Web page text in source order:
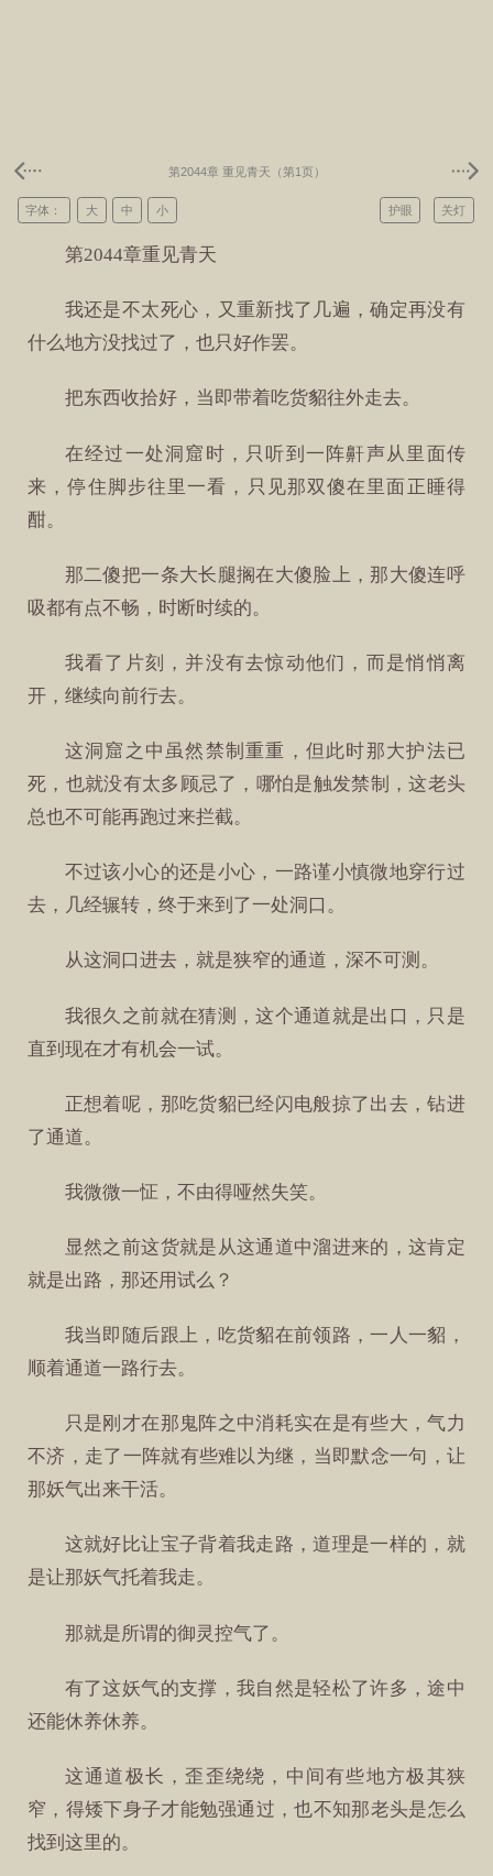
第2044章 重见青天（第1页）
关灯
护眼
字体： 大 中 小
第2044章重见青天
我还是不太死心，又重新找了几遍，确定再没有
什么地方没找过了，也只好作罢。
把东西收拾好，当即带着吃货貂往外走去。
在经过一处洞窟时，只听到一阵鼾声从里面传
来，停住脚步往里一看，只见那双傻在里面正睡得
酣。
那二傻把一条大长腿搁在大傻脸上，那大傻连呼
吸都有点不畅，时断时续的。
我看了片刻，并没有去惊动他们，而是悄悄离
开，继续向前行去。
这洞窟之中虽然禁制重重，但此时那大护法已
死，也就没有太多顾忌了，哪怕是触发禁制，这老头
总也不可能再跑过来拦截。
不过该小心的还是小心，一路谨小慎微地穿行过
去，几经辗转，终于来到了一处洞口。
从这洞口进去，就是狭窄的通道，深不可测。
我很久之前就在猜测，这个通道就是出口，只是
直到现在才有机会一试。
正想着呢，那吃货貂已经闪电般掠了出去，钻进
了通道。
我微微一怔，不由得哑然失笑。
显然之前这货就是从这通道中溜进来的，这肯定
就是出路，那还用试么？
我当即随后跟上，吃货貂在前领路，一人一貂，
顺着通道一路行去。
只是刚才在那鬼阵之中消耗实在是有些大，气力
不济，走了一阵就有些难以为继，当即默念一句，让
那妖气出来干活。
这就好比让宝子背着我走路，道理是一样的，就
是让那妖气托着我走。
那就是所谓的御灵控气了。
有了这妖气的支撑，我自然是轻松了许多，途中
还能休养休养。
这通道极长，歪歪绕绕，中间有些地方极其狭
窄，得矮下身子才能勉强通过，也不知那老头是怎么
找到这里的。